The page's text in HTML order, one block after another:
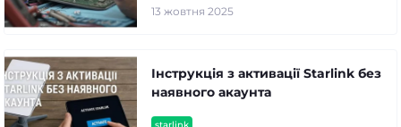
13 жовтня 2025
starlink
Інструкція з активації Starlink без
наявного акаунта